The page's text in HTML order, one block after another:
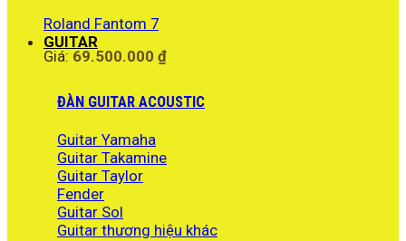
Roland Fantom 7
Giá: 69.500.000 ₫
GUITAR
ĐÀN GUITAR ACOUSTIC
Guitar Yamaha
Guitar Takamine
Guitar Taylor
Fender
Guitar Sol
Guitar thương hiệu khác